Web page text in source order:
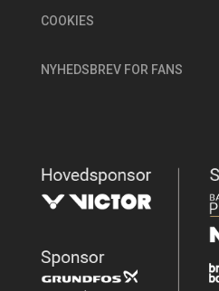
COOKIES
NYHEDSBREV FOR FANS